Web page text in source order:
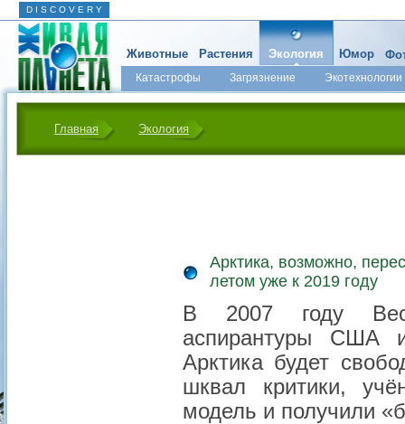
D I S C O V E R Y
Животные Растения Экология
Катастрофы Загрязнение Экотехнологии
Юмор
Главная Экология
Арктика, возможно,
летом уже к 2019 году
В 2007 году
аспирантуры США
Арктика будет
шквал критики,
модель и получили